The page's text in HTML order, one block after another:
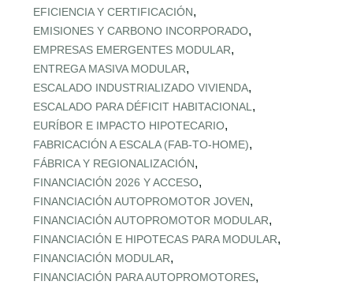
EFICIENCIA Y CERTIFICACIÓN,
EMISIONES Y CARBONO INCORPORADO,
EMPRESAS EMERGENTES MODULAR,
ENTREGA MASIVA MODULAR,
ESCALADO INDUSTRIALIZADO VIVIENDA,
ESCALADO PARA DÉFICIT HABITACIONAL ,
EURÍBOR E IMPACTO HIPOTECARIO,
FABRICACIÓN A ESCALA (FAB‑TO‑HOME),
FÁBRICA Y REGIONALIZACIÓN,
FINANCIACIÓN 2026 Y ACCESO,
FINANCIACIÓN AUTOPROMOTOR JOVEN,
FINANCIACIÓN AUTOPROMOTOR MODULAR,
FINANCIACIÓN E HIPOTECAS PARA MODULAR,
FINANCIACIÓN MODULAR,
FINANCIACIÓN PARA AUTOPROMOTORES,